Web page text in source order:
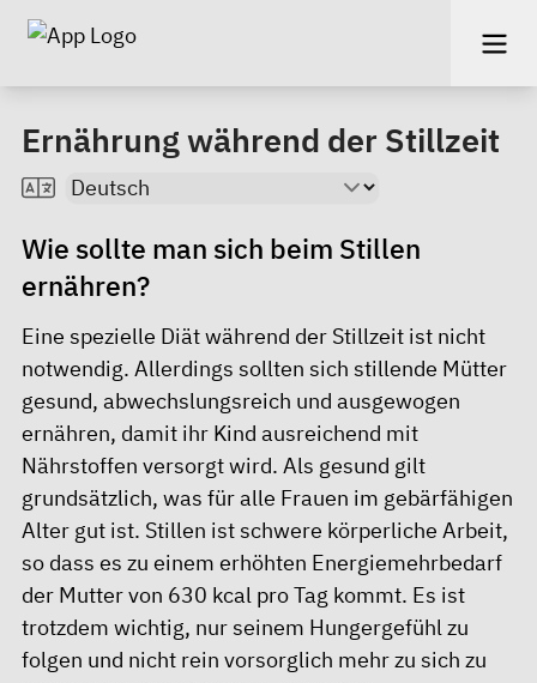
Ernährung während der Stillzeit
Wie sollte man sich beim Stillen
ernähren?
Eine spezielle Diät während der Stillzeit ist nicht
notwendig. Allerdings sollten sich stillende Mütter
gesund, abwechslungsreich und ausgewogen
ernähren, damit ihr Kind ausreichend mit
Nährstoffen versorgt wird. Als gesund gilt
grundsätzlich, was für alle Frauen im gebärfähigen
Alter gut ist. Stillen ist schwere körperliche Arbeit,
so dass es zu einem erhöhten Energiemehrbedarf
der Mutter von 630 kcal pro Tag kommt. Es ist
trotzdem wichtig, nur seinem Hungergefühl zu
folgen und nicht rein vorsorglich mehr zu sich zu